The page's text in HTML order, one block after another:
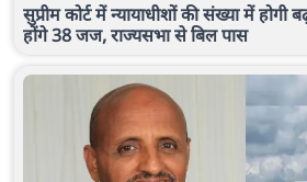
सुप्रीम कोर्ट में न्यायाधीशों की संख्या में
होंगे 38 जज, राज्यसभा से बिल पास